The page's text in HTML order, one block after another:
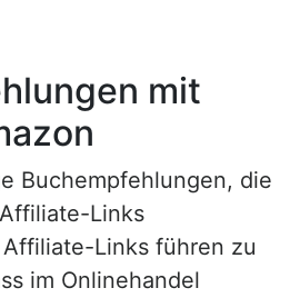
mit
Buchempfehlungen, die
Links
Links führen zu
im Onlinehandel